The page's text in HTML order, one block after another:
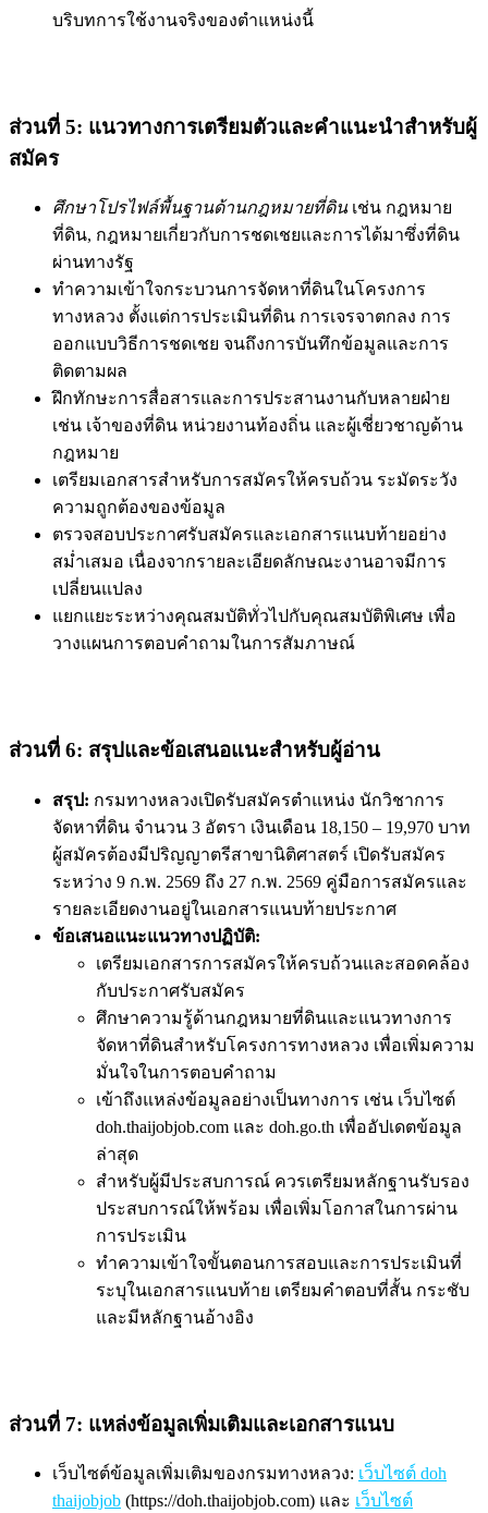
บริบทการใช้งานจริงของตำแหน่งนี้
ส่วนที่ 5: แนวทางการเตรียมตัวและคำแนะนำสำหรับผู้
สมัคร
ศึกษาโปรไฟล์พื้นฐานด้านกฎหมายที่ดิน เช่น กฎหมาย
ที่ดิน, กฎหมายเกี่ยวกับการชดเชยและการได้มาซึ่งที่ดิน
ผ่านทางรัฐ
ทำความเข้าใจกระบวนการจัดหาที่ดินในโครงการ
ทางหลวง ตั้งแต่การประเมินที่ดิน การเจรจาตกลง การ
ออกแบบวิธีการชดเชย จนถึงการบันทึกข้อมูลและการ
ติดตามผล
ฝึกทักษะการสื่อสารและการประสานงานกับหลายฝ่าย
เช่น เจ้าของที่ดิน หน่วยงานท้องถิ่น และผู้เชี่ยวชาญด้าน
กฎหมาย
เตรียมเอกสารสำหรับการสมัครให้ครบถ้วน ระมัดระวัง
ความถูกต้องของข้อมูล
ตรวจสอบประกาศรับสมัครและเอกสารแนบท้ายอย่าง
สม่ำเสมอ เนื่องจากรายละเอียดลักษณะงานอาจมีการ
เปลี่ยนแปลง
แยกแยะระหว่างคุณสมบัติทั่วไปกับคุณสมบัติพิเศษ เพื่อ
วางแผนการตอบคำถามในการสัมภาษณ์
ส่วนที่ 6: สรุปและข้อเสนอแนะสำหรับผู้อ่าน
สรุป: กรมทางหลวงเปิดรับสมัครตำแหน่ง นักวิชาการ
จัดหาที่ดิน จำนวน 3 อัตรา เงินเดือน 18,150 – 19,970 บาท
ผู้สมัครต้องมีปริญญาตรีสาขานิติศาสตร์ เปิดรับสมัคร
ระหว่าง 9 ก.พ. 2569 ถึง 27 ก.พ. 2569 คู่มือการสมัครและ
รายละเอียดงานอยู่ในเอกสารแนบท้ายประกาศ
ข้อเสนอแนะแนวทางปฏิบัติ:
เตรียมเอกสารการสมัครให้ครบถ้วนและสอดคล้อง
กับประกาศรับสมัคร
ศึกษาความรู้ด้านกฎหมายที่ดินและแนวทางการ
จัดหาที่ดินสำหรับโครงการทางหลวง เพื่อเพิ่มความ
มั่นใจในการตอบคำถาม
เข้าถึงแหล่งข้อมูลอย่างเป็นทางการ เช่น เว็บไซต์
doh.thaijobjob.com และ doh.go.th เพื่ออัปเดตข้อมูล
ล่าสุด
สำหรับผู้มีประสบการณ์ ควรเตรียมหลักฐานรับรอง
ประสบการณ์ให้พร้อม เพื่อเพิ่มโอกาสในการผ่าน
การประเมิน
ทำความเข้าใจขั้นตอนการสอบและการประเมินที่
ระบุในเอกสารแนบท้าย เตรียมคำตอบที่สั้น กระชับ
และมีหลักฐานอ้างอิง
ส่วนที่ 7: แหล่งข้อมูลเพิ่มเติมและเอกสารแนบ
เว็บไซต์ข้อมูลเพิ่มเติมของกรมทางหลวง: เว็บไซต์ doh
thaijobjob (https://doh.thaijobjob.com) และ เว็บไซต์